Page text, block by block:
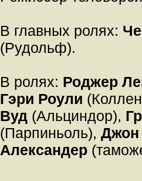
В главных ролях:
(Рудольф).
В ролях: Роджеp
Гэpи Роули
Вуд (Альциндор),
(Парпиньоль), Джон
Александер